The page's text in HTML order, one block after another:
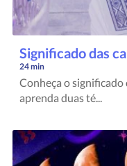
Significado das
24 min
Conheça o significado
aprenda duas té...